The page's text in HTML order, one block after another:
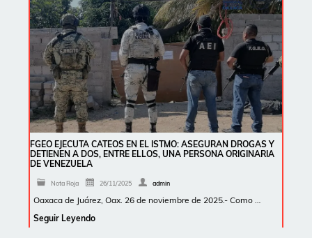
FGEO EJECUTA CATEOS EN EL ISTMO: ASEGURAN DROGAS Y
DETIENEN A DOS, ENTRE ELLOS, UNA PERSONA ORIGINARIA
DE VENEZUELA
Nota Roja 26/11/2025 admin
Oaxaca de Juárez, Oax. 26 de noviembre de 2025.- Como …
Seguir Leyendo